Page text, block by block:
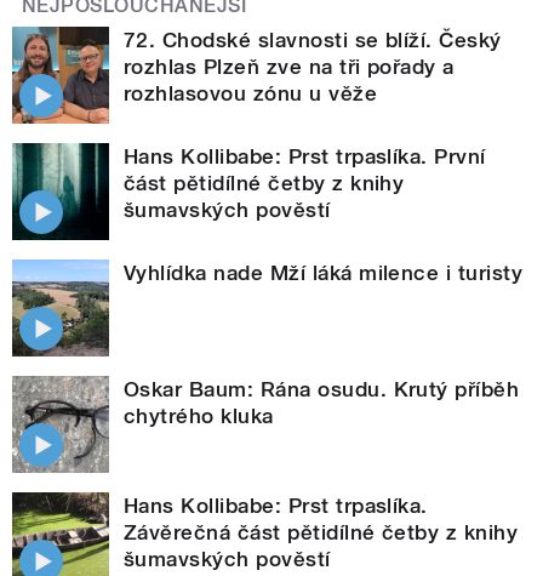
NEJPOSLOUCHANĚJŠÍ
72. Chodské slavnosti se blíží. Český
rozhlas Plzeň zve na tři pořady a
rozhlasovou zónu u věže
Hans Kollibabe: Prst trpaslíka. První
část pětidílné četby z knihy
šumavských pověstí
Vyhlídka nade Mží láká milence i turisty
Oskar Baum: Rána osudu. Krutý příběh
chytrého kluka
Hans Kollibabe: Prst trpaslíka.
Závěrečná část pětidílné četby z knihy
šumavských pověstí